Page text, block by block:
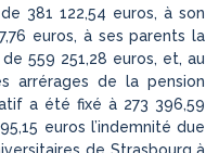
381 122,54 euros, à son
euros, à ses parents la
559 251,28 euros, et, au
arrérages de la pension
a été fixé à 273 396,59
euros l’indemnité due
de Strasbourg à